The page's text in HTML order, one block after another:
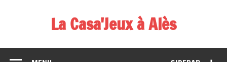
La Casa'Jeux à Alès
démos et de tournois